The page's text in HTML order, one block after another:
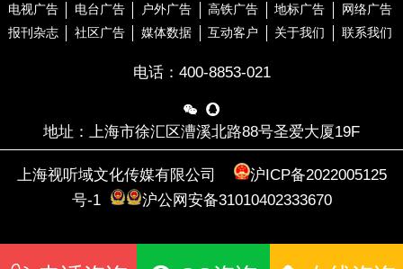
电视广告 电台广告 户外广告 高铁广告 地标广告
网络广告
报刊杂志
社区广告 媒体数据 互动客户 关于我们 联系我们
电话： 400-8853-021
 
地址：上海市徐汇区漕溪北路88号圣爱大厦19F
上海视听域文化传媒有限公司
沪ICP备2022005125
号-1
沪公网安备31010402333670